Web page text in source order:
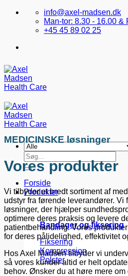
Fortsæt
info@axel-madsen.dk
Man-tor: 8.30 - 16.00 &
+45 45 89 02 25
Søg
efter:
Forside
Produkter
Bandager og fiksering
Fiksering
Kompression
Polster
MEDICINSKE løsninger
Vores produkter
Vi tilbyder et bredt sortiment af
udstyr fra førende leverandører. Vi
løsninger, der hjælper
optimere deres praksis og levere
patientbehandling. Vores
for deres pålidelighed, effektivitet
Hos Axel Madsen tilbyder vi
så vores kunder altid er helt
behov. Ønsker du at høre mere om